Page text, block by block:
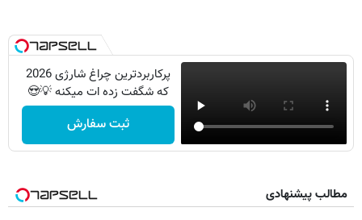
پرکاربردترین چراغ شارژی 2026
که شگفت زده ات میکنه 💡😍
ثبت سفارش
مطالب پیشنهادی